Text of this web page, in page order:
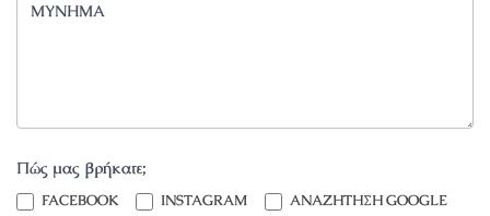
ΜΥΝΗΜΑ
Πώς μας βρήκατε;
FACEBOOK INSTAGRAMINSTAGRAMΑΝΑΖΗΤΗΣΗ GOOGLE